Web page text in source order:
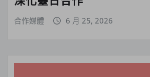
合作媒體 6 月 25, 2026